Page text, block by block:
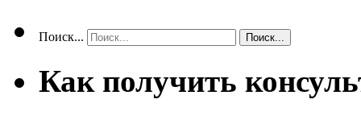
Поиск...
Как получить